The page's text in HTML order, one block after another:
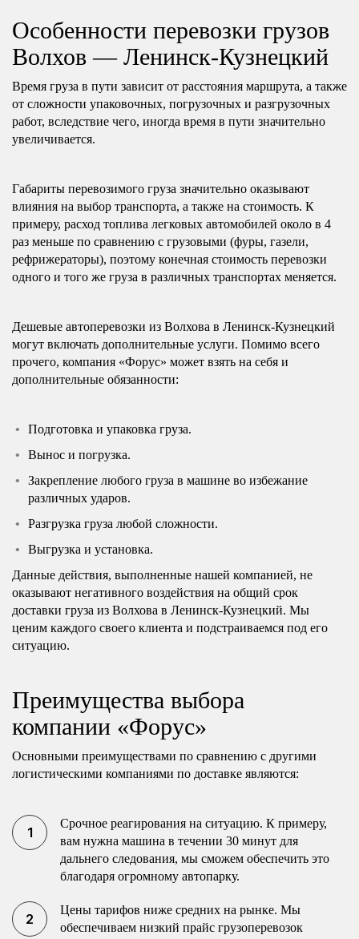
Особенности перевозки грузов
Волхов — Ленинск-Кузнецкий
Время груза в пути зависит от расстояния маршрута, а также
от сложности упаковочных, погрузочных и разгрузочных
работ, вследствие чего, иногда время в пути значительно
увеличивается.
Габариты перевозимого груза значительно оказывают
влияния на выбор транспорта, а также на стоимость. К
примеру, расход топлива легковых автомобилей около в 4
раз меньше по сравнению с грузовыми (фуры, газели,
рефрижераторы), поэтому конечная стоимость перевозки
одного и того же груза в различных транспортах меняется.
Дешевые автоперевозки из Волхова в Ленинск-Кузнецкий
могут включать дополнительные услуги. Помимо всего
прочего, компания «Форус» может взять на себя и
дополнительные обязанности:
Подготовка и упаковка груза.
Вынос и погрузка.
Закрепление любого груза в машине во избежание
различных ударов.
Разгрузка груза любой сложности.
Выгрузка и установка.
Данные действия, выполненные нашей компанией, не
оказывают негативного воздействия на общий срок
доставки груза из Волхова в Ленинск-Кузнецкий. Мы
ценим каждого своего клиента и подстраиваемся под его
ситуацию.
Преимущества выбора
компании «Форус»
Основными преимуществами по сравнению с другими
логистическими компаниями по доставке являются:
Срочное реагирования на ситуацию. К примеру,
вам нужна машина в течении 30 минут для
дальнего следования, мы сможем обеспечить это
благодаря огромному автопарку.
Цены тарифов ниже средних на рынке. Мы
обеспечиваем низкий прайс грузоперевозок